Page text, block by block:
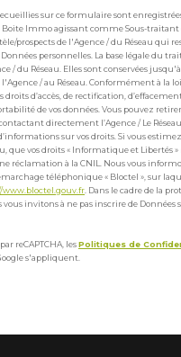
sur ce formulaire sont
Boite Immo agissant comme Sous-
prospects de l'Agence / du Réseau qui
personnelles. La base légale du
/ du Réseau. Elles sont conservées
l'Agence / au Réseau. Conformément à la
droits d’accès, de rectification,
de vos données. Vous pouvez
directement l’Agence / Le
sur vos droits. Si vous
que vos droits « Informatique et Libertés »
réclamation à la CNIL. Nous vous
téléphonique « Bloctel », sur
www.bloctel.gouv.fr . Dans le cadre de la
vous invitons à ne pas inscrire de Données
reCAPTCHA, lesPolitiques de
s'appliquent.